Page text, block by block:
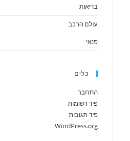
בריאות
עולם הרכב
פנאי
כלים
התחבר
פיד רשומות
פיד תגובות
WordPress.org